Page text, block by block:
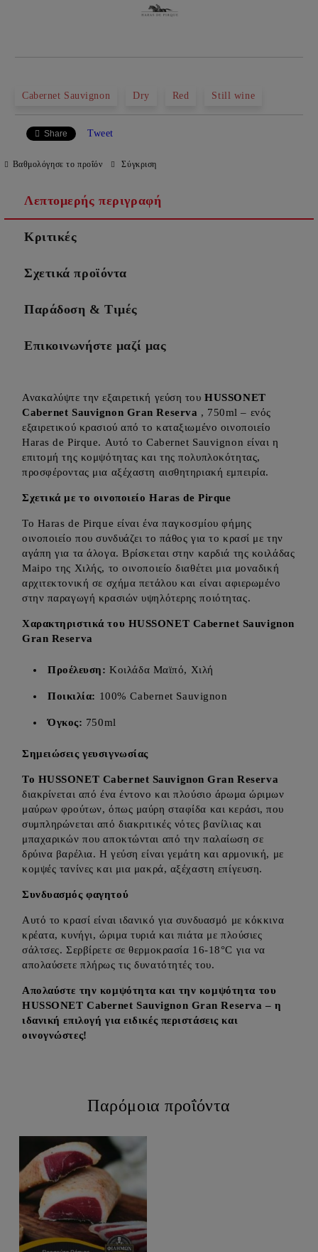
Cabernet Sauvignon Dry Red Still wine
Share Tweet
Βαθμολόγησε το προΐόν Σύγκριση
Λεπτομερής περιγραφή
Κριτικές
Σχετικά προϊόντα
Παράδοση & Τιμές
Επικοινωνήστε μαζί μας
Ανακαλύψτε την εξαιρετική γεύση τουHUSSONET
Cabernet Sauvignon Gran Reserva , 750ml – ενός
εξαιρετικού κρασιού από το καταξιωμένο οινοποιείο
Haras de Pirque. Αυτό το Cabernet Sauvignon είναι η
επιτομή της κομψότητας και της πολυπλοκότητας,
προσφέροντας μια αξέχαστη αισθητηριακή εμπειρία.
Σχετικά με το οινοποιείο Haras de Pirque
Το Haras de Pirque είναι ένα παγκοσμίου φήμης
οινοποιείο που συνδυάζει το πάθος για το κρασί με την
αγάπη για τα άλογα. Βρίσκεται στην καρδιά της κοιλάδας
Maipo της Χιλής, το οινοποιείο διαθέτει μια μοναδική
αρχιτεκτονική σε σχήμα πετάλου και είναι αφιερωμένο
στην παραγωγή κρασιών υψηλότερης ποιότητας.
Χαρακτηριστικά του HUSSONET Cabernet Sauvignon
Gran Reserva
Προέλευση: Κοιλάδα Μαϊπό, Χιλή
Ποικιλία: 100% Cabernet Sauvignon
Όγκος: 750ml
Σημειώσεις γευσιγνωσίας
Το HUSSONET Cabernet Sauvignon Gran Reserva
διακρίνεται από ένα έντονο και πλούσιο άρωμα ώριμων
μαύρων φρούτων, όπως μαύρη σταφίδα και κεράσι, που
συμπληρώνεται από διακριτικές νότες βανίλιας και
μπαχαρικών που αποκτώνται από την παλαίωση σε
δρύινα βαρέλια. Η γεύση είναι γεμάτη και αρμονική, με
κομψές τανίνες και μια μακρά, αξέχαστη επίγευση.
Συνδυασμός φαγητού
Αυτό το κρασί είναι ιδανικό για συνδυασμό με κόκκινα
κρέατα, κυνήγι, ώριμα τυριά και πιάτα με πλούσιες
σάλτσες. Σερβίρετε σε θερμοκρασία 16-18°C για να
απολαύσετε πλήρως τις δυνατότητές του.
Απολαύστε την κομψότητα και την κομψότητα του
HUSSONET Cabernet Sauvignon Gran Reserva – η
ιδανική επιλογή για ειδικές περιστάσεις και
οινογνώστες!
Παρόμοια προΐόντα